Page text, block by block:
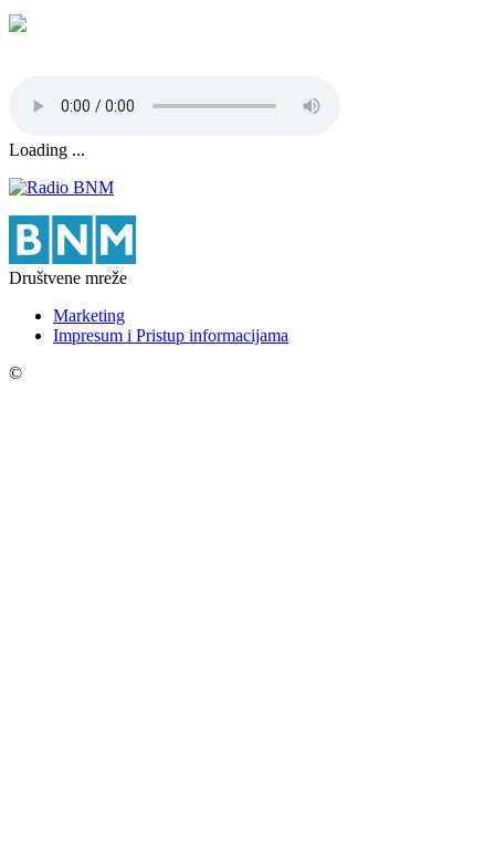
Loading ...
Društvene mreže
Marketing
Impresum i Pristup informacijama
©